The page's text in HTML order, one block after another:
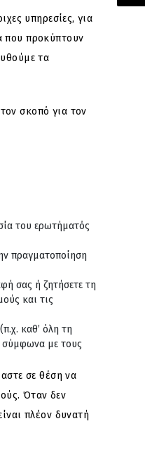
υπηρεσίες, για
που προκύπτουν
τα
σκοπό για τον
του ερωτήματός
πραγματοποίηση
σας ή ζητήσετε τη
και τις
καθ’ όλη τη
σύμφωνα με τους
σε θέση να
Όταν δεν
πλέον δυνατή